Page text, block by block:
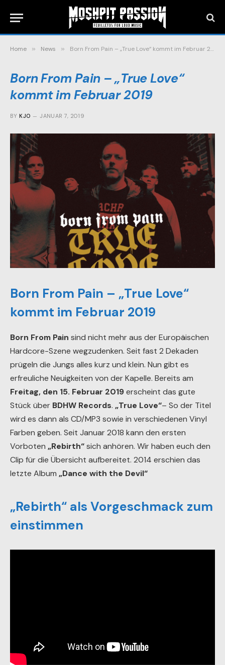
Home » News » Born From Pain – „True Love“ kommt im Februar 2019
Born From Pain – „True Love“
kommt im Februar 2019
BY KJO JANUAR 7, 2019
Born From Pain – „True Love“
kommt im Februar 2019
Born From Pain sind nicht mehr aus der Europäischen
Hardcore-Szene wegzudenken. Seit fast 2 Dekaden
prügeln die Jungs alles kurz und klein. Nun gibt es
erfreuliche Neuigkeiten von der Kapelle. Bereits am
Freitag, den 15. Februar 2019erscheint das gute
Stück über BDHW Records. „True Love“– So der Titel
wird es dann als CD/MP3 sowie in verschiedenen Vinyl
Farben geben. Seit Januar 2018 kann den ersten
Vorboten „Rebirth“sich anhören. Wir haben euch den
Clip für die Übersicht aufbereitet. 2014 erschien das
letzte Album „Dance with the Devil“
„Rebirth“ als Vorgeschmack zum
einstimmen